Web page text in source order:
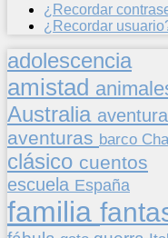
¿Recordar
¿Recordar
adolescencia
amistad
Australia aventura
aventuras barco
clásico cuentos
escuela España
familia